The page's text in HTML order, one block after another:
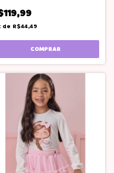
de R$44,49
COMPRAR